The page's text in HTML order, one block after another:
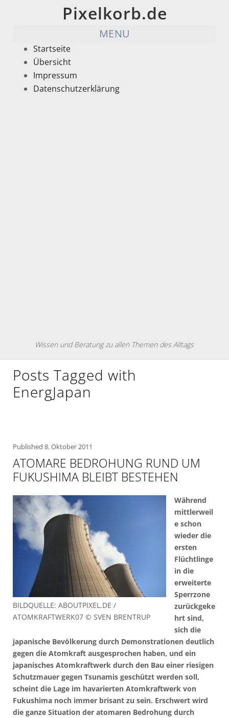
Pixelkorb.de
MENU
Startseite
Übersicht
Impressum
Datenschutzerklärung
Wissen und Beratung zu allen Themen des Alltags
Posts Tagged with
EnergJapan
Published 8. Oktober 2011
ATOMARE BEDROHUNG RUND UM
FUKUSHIMA BLEIBT BESTEHEN
BILDQUELLE: ABOUTPIXEL.DE /
ATOMKRAFTWERK07 © SVEN BRENTRUP
Während
mittlerweil
e schon
wieder die
ersten
Flüchtlinge
in die
erweiterte
Sperrzone
zurückgeke
hrt sind,
sich die
japanische Bevölkerung durch Demonstrationen deutlich
gegen die Atomkraft ausgesprochen haben, und ein
japanisches Atomkraftwerk durch den Bau einer riesigen
Schutzmauer gegen Tsunamis geschützt werden soll,
scheint die Lage im havarierten Atomkraftwerk von
Fukushima noch immer brisant zu sein. Erschwert wird
die ganze Situation der atomaren Bedrohung durch